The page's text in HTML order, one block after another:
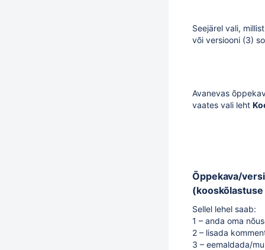
Seejärel vali,
või versiooni (3)
Avanevas
vaates vali leht
Õppekava/
Sellel lehel saab:
1 – anda oma
2 – lisada
3 – eemaldada/